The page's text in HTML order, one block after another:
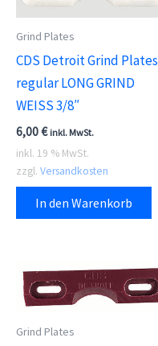
Grind Plates
CDS Detroit Grind Plates
regular LONG GRIND
WEISS 3/8″
6,00€ inkl. MwSt.
inkl. 19 % MwSt.
zzgl. Versandkosten
In den Warenkorb
Grind Plates